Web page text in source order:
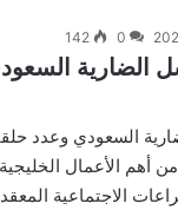
0
142
السعودي وعدد
أهم الأعمال
الاجتماعية